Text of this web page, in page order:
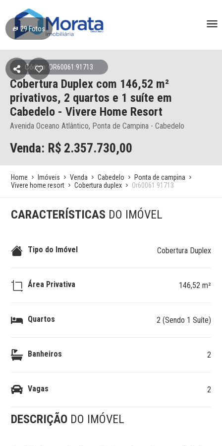
29Fotos
Código: OR60061:91713
Cobertura Duplex com 146,52 m²
privativos, 2 quartos e 1 suíte em
Cabedelo - Vivere Home Resort
Avenida Oceano Atlântico, Ponta de Campina - Cabedelo
Venda: R$ 2.357.730,00
Home Imóveis Venda Cabedelo
Ponta de campina
Vivere home resort
Cobertura duplex Or60061 91713
CARACTERÍSTICAS DO IMÓVEL
Tipo do Imóvel Cobertura Duplex
Área Privativa 146,52 m²
Quartos 2 (Sendo 1 Suíte)
Banheiros 2
Vagas 2
DESCRIÇÃO DO IMÓVEL